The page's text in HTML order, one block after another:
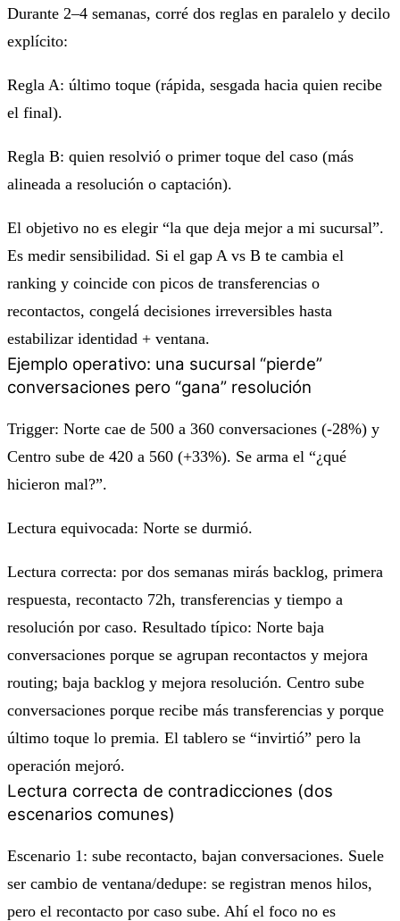
Durante 2–4 semanas, corré dos reglas en paralelo y decilo
explícito:
Regla A: último toque (rápida, sesgada hacia quien recibe
el final).
Regla B: quien resolvió o primer toque del caso (más
alineada a resolución o captación).
El objetivo no es elegir “la que deja mejor a mi sucursal”.
Es medir sensibilidad. Si el gap A vs B te cambia el
ranking y coincide con picos de transferencias o
recontactos, congelá decisiones irreversibles hasta
estabilizar identidad + ventana.
Ejemplo operativo: una sucursal “pierde”
conversaciones pero “gana” resolución
Trigger: Norte cae de 500 a 360 conversaciones (-28%) y
Centro sube de 420 a 560 (+33%). Se arma el “¿qué
hicieron mal?”.
Lectura equivocada: Norte se durmió.
Lectura correcta: por dos semanas mirás backlog, primera
respuesta, recontacto 72h, transferencias y tiempo a
resolución por caso. Resultado típico: Norte baja
conversaciones porque se agrupan recontactos y mejora
routing; baja backlog y mejora resolución. Centro sube
conversaciones porque recibe más transferencias y porque
último toque lo premia. El tablero se “invirtió” pero la
operación mejoró.
Lectura correcta de contradicciones (dos
escenarios comunes)
Escenario 1: sube recontacto, bajan conversaciones. Suele
ser cambio de ventana/dedupe: se registran menos hilos,
pero el recontacto por caso sube. Ahí el foco no es